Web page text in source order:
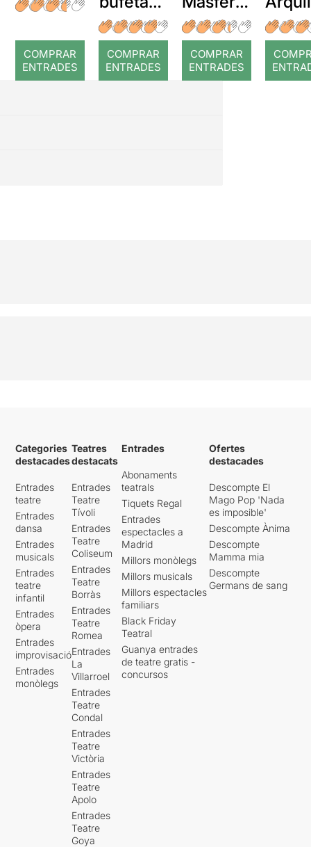
COMPRAR
ENTRADES
a temps
COMPRAR
ENTRADES
r: Temps
COMPRAR
ENTRADES
:
Categories
destacades
Entrades
teatre
Entrades
dansa
Entrades
musicals
Entrades
teatre
infantil
Entrades
òpera
Entrades
improvisació
Entrades
monòlegs
Teatres
destacats
Entrades
Teatre
Tívoli
Entrades
Teatre
Coliseum
Entrades
Teatre
Borràs
Entrades
Teatre
Romea
Entrades
La
Villarroel
Entrades
Teatre
Condal
Entrades
Teatre
Victòria
Entrades
Teatre
Apolo
Entrades
Teatre
Goya
Entrades
Abonaments
teatrals
Tiquets Regal
Entrades
espectacles a
Madrid
Millors monòlegs
Millors musicals
Millors espectacles
familiars
Black Friday
Teatral
Guanya entrades
de teatre gratis -
concursos
Ofertes
destacades
Descompte El
Mago Pop 'Nada
es imposible'
Descompte Ànima
Descompte
Mamma mia
Descompte
Germans de sang